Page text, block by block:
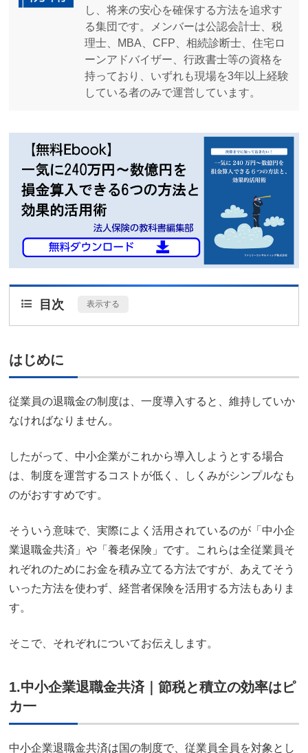
し、将来の安心を確保する方法を追求す
る集団です。メンバーは公認会計士、税
理士、MBA、CFP、相続診断士、住宅ロ
ーンアドバイザー、行政書士等の資格を
持っており、いずれも現場を3年以上経験
している者のみで運営しています。
目次 表示する
はじめに
従業員の退職金の制度は、一度導入すると、維持していか
なければなりません。
したがって、中小企業がこれから導入しようとする場合
は、制度を運営するコストが低く、しくみがシンプルなも
のがおすすめです。
そういう意味で、実際によく活用されているのが「中小企
業退職金共済」や「養老保険」です。これらは全従業員そ
れぞれのためにお金を積み立てる方法ですが、あえてそう
いった方法を使わず、経営者保険を活用する方法もありま
す。
そこで、それぞれについてお伝えします。
1.中小企業退職金共済｜節税と積立の効率はピ
カ一
中小企業退職金共済は国の制度で、従業員全員を対象とし